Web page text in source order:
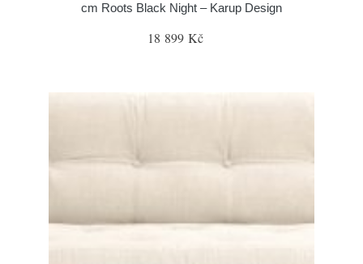
cm Roots Black Night – Karup Design
18 899 Kč